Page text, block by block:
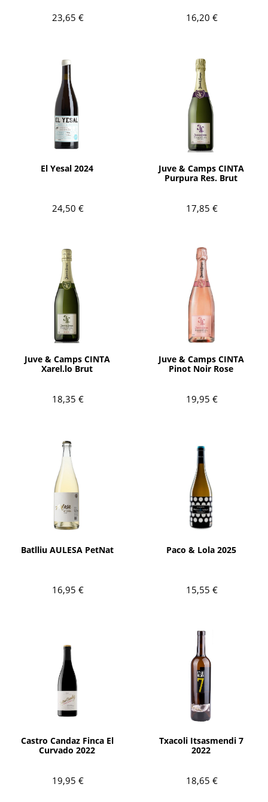
23,65 € 16,20 €
El Yesal 2024
24,50 €
AÑADIR
Juve & Camps CINTA
Purpura Res. Brut
17,85 €
AÑADIR
Juve & Camps CINTA
Xarel.lo Brut
18,35 €
AÑADIR
Juve & Camps CINTA
Pinot Noir Rose
19,95 €
AÑADIR
Batlliu AULESA PetNat
16,95 €
AÑADIR
Paco & Lola 2025
15,55 €
AÑADIR
Castro Candaz Finca El
Curvado 2022
19,95 €
Txacoli Itsasmendi 7
2022
18,65 €
AÑADIR